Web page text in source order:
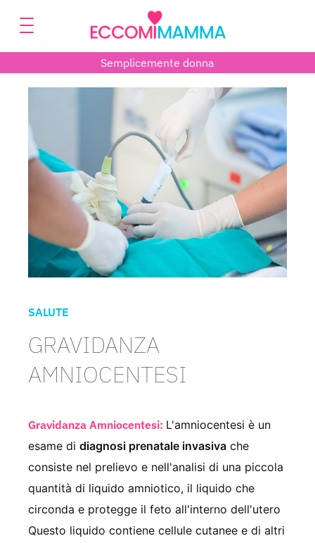
Semplicemente donna
SALUTE
GRAVIDANZA
AMNIOCENTESI
Gravidanza Amniocentesi: L'amniocentesi è un
esame di diagnosi prenatale invasiva che
consiste nel prelievo e nell'analisi di una piccola
quantità di liquido amniotico, il liquido che
circonda e protegge il feto all'interno dell'utero
Questo liquido contiene cellule cutanee e di altri